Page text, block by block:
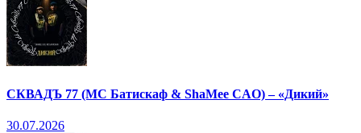
СКВАДЪ 77 (МС Батискаф & ShaMee CAO) – «Дикий»
30.07.2026